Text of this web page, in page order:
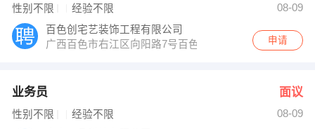
性别不限 经验不限
08-09
百色创宅艺装饰工程有限公司
广西百色市右江区向阳路7号百色阳光新城三楼A区
申请
业务员 面议
性别不限 经验不限
08-09